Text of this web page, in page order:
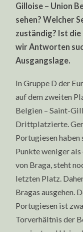
Gilloise – Union
sehen? Welcher
zuständig? Ist
wir Antworten
Ausgangslage.
In Gruppe D der
auf dem zweiten
Belgien – Saint-
Drittplatzierte.
Portugiesen
Punkte weniger
von Braga, steht
letzten Platz.
Bragas ausgehen.
Portugiesen ist
Torverhältnis der